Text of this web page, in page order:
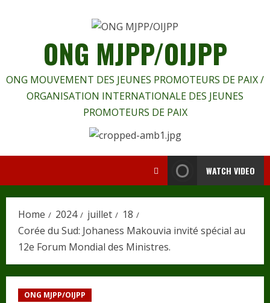
ONG MJPP/OIJPP
ONG MOUVEMENT DES JEUNES PROMOTEURS DE PAIX /
ORGANISATION INTERNATIONALE DES JEUNES
PROMOTEURS DE PAIX
WATCH VIDEO
Home 2024 juillet
18
Corée du Sud: Johaness Makouvia invité spécial au
12e Forum Mondial des Ministres.
ONG MJPP/OIJPP